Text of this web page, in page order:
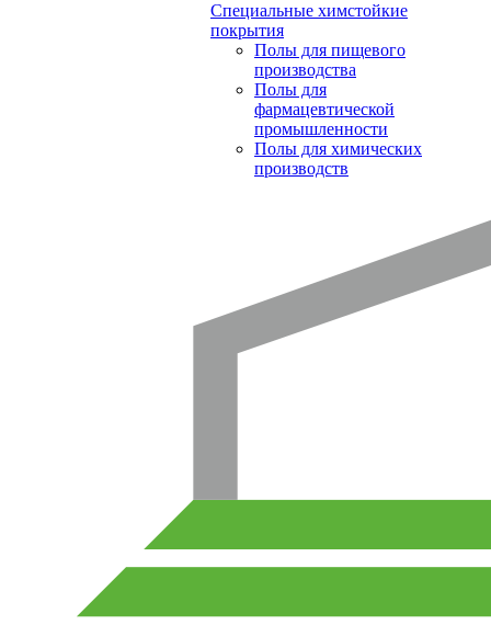
Специальные химстойкие
покрытия
Полы для пищевого
производства
Полы для
фармацевтической
промышленности
Полы для химических
производств